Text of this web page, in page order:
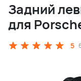
Задний
для
5